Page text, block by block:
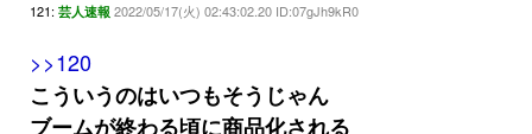
121: 芸人速報 2022/05/17(火) 02:43:02.20 ID:07gJh9kR0
>>120
こういうのはいつもそうじゃん
ブームが終わる頃に商品化される